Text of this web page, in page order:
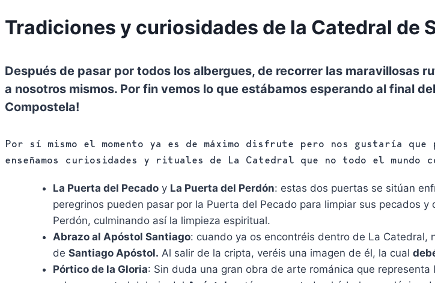
Tradiciones y curiosidades de la Catedral de
Después de pasar por todos los albergues, de recorrer las maravillosas
a nosotros mismos. Por fin vemos lo que estábamos esperando al final
Compostela!
Por sí mismo el momento ya es de máximo disfrute pero nos gustaría
enseñamos curiosidades y rituales de La Catedral que no todo el mundo
La Puerta del Pecado y La Puerta del Perdón: estas dos puertas se sitúan
peregrinos pueden pasar por la Puerta del Pecado para limpiar sus pecados y
Perdón, culminando así la limpieza espiritual.
Abrazo al Apóstol Santiago: cuando ya os encontréis dentro de La Catedral,
de Santiago Apóstol. Al salir de la cripta, veréis una imagen de él, la cual
Pórtico de la Gloria: Sin duda una gran obra de arte románica que representa